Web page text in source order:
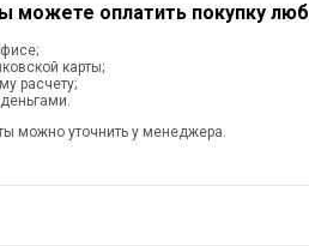
можете оплатить покупку
карты;
расчету;
можно уточнить у менеджера.